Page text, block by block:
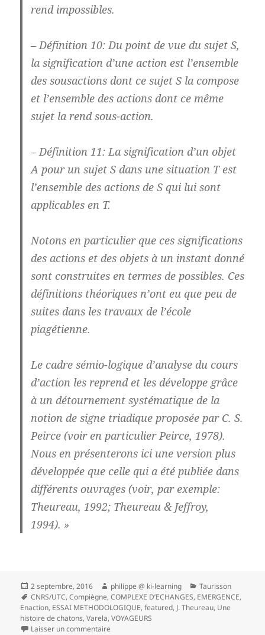
rend impossibles.
– Définition 10: Du point de vue du sujet S,
la signification d’une action est l’ensemble
des sousactions dont ce sujet S la compose
et l’ensemble des actions dont ce même
sujet la rend sous-action.
– Définition 11: La signification d’un objet
A pour un sujet S dans une situation T est
l’ensemble des actions de S qui lui sont
applicables en T.
Notons en particulier que ces significations
des actions et des objets à un instant donné
sont construites en termes de possibles. Ces
définitions théoriques n’ont eu que peu de
suites dans les travaux de l’école
piagétienne.
Le cadre sémio-logique d’analyse du cours
d’action les reprend et les développe grâce
à un détournement systématique de la
notion de signe triadique proposée par C. S.
Peirce (voir en particulier Peirce, 1978).
Nous en présenterons ici une version plus
développée que celle qui a été publiée dans
différents ouvrages (voir, par exemple:
Theureau, 1992; Theureau & Jeffroy,
1994). »
Publié
le
2 septembre, 2016 Auteur
philippe @ ki-learning Catégories
Taurisson
Mots-
clés
CNRS/UTC,Compiègne,COMPLEXE D’ECHANGES, EMERGENCE,
Enaction, ESSAI METHODOLOGIQUE,featured, J. Theureau, Une
histoire de chatons,Varela,VOYAGEURS
Laisser un commentaire